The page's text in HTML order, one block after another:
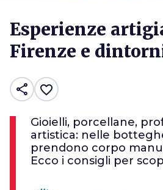
Esperienze
Firenze e
share favorite_border
Gioielli, porcellane,
artistica: nelle
prendono corpo
Ecco i consigli per